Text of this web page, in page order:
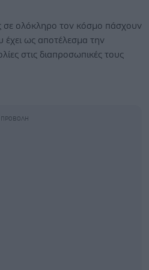
σε ολόκληρο τον κόσμο πάσχουν
ως αποτέλεσμα την
στις διαπροσωπικές τους